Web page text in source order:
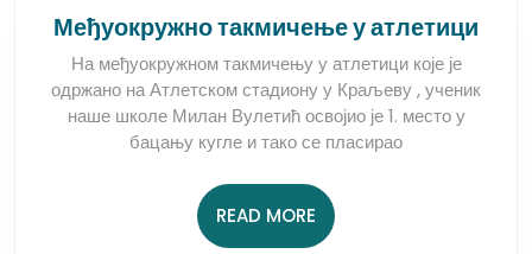
Међуокружно такмичење у атлетици
у
На међуокружном такмичењу у атлетици које је
одржано на Атлетском стадиону у Краљеву , ученик
наше школе Милан Вулетић освојио је 1. место у
бацању кугле и тако се пласирао
READ MORE READ
MORE